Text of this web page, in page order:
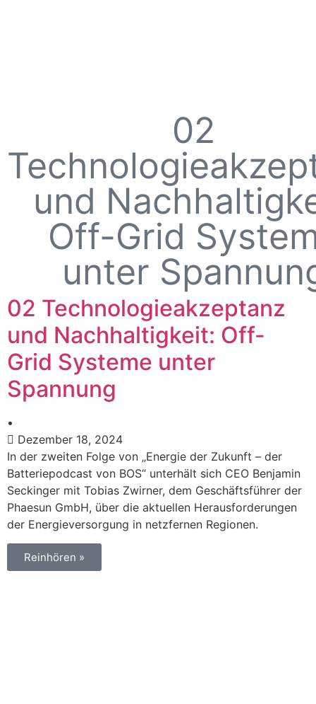
02
und
Off-Grid
unter
02 Technologieakzeptanz
und Nachhaltigkeit: Off-
Grid Systeme unter
Spannung
•
Dezember 18, 2024
In der zweiten Folge von „Energie der Zukunft – der
Batteriepodcast von BOS“ unterhält sich CEO Benjamin
Seckinger mit Tobias Zwirner, dem Geschäftsführer der
Phaesun GmbH, über die aktuellen Herausforderungen
der Energieversorgung in netzfernen Regionen.
Reinhören »